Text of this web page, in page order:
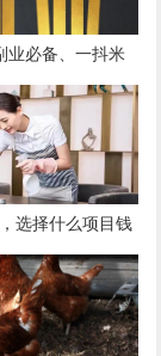
业必备、一抖米
号卦机、5月初
块
选择什么项目钱